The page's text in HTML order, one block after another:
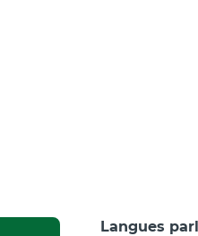
Langues
Langues